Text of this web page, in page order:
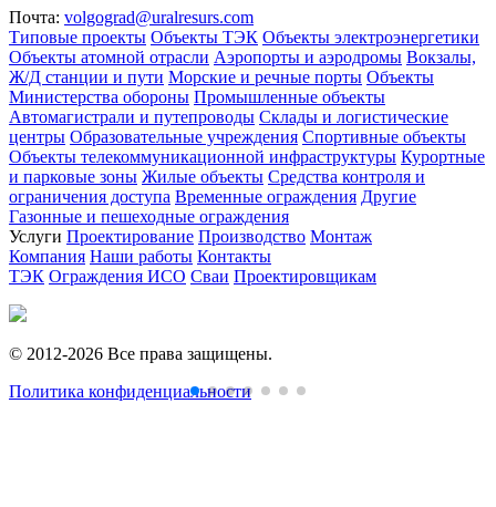
Почта: volgograd@uralresurs.com
Типовые проекты Объекты ТЭК Объекты электроэнергетики
Объекты атомной отрасли Аэропорты и аэродромы Вокзалы,
Ж/Д станции и пути Морские и речные порты Объекты
Министерства обороны Промышленные объекты
Автомагистрали и путепроводы Склады и логистические
центры Образовательные учреждения Спортивные объекты
Объекты телекоммуникационной инфраструктуры Курортные
и парковые зоны Жилые объекты Средства контроля и
ограничения доступа Временные ограждения Другие
Газонные и пешеходные ограждения
Услуги Проектирование Производство Монтаж
Компания Наши работы Контакты
ТЭК Ограждения ИСО Сваи Проектировщикам
© 2012-2026 Все права защищены.
Политика конфиденциальности